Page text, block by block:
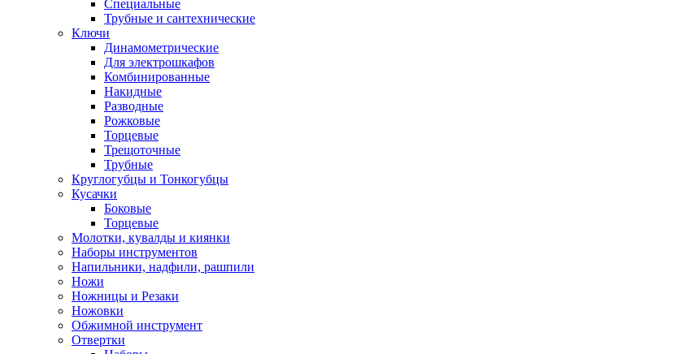
Специальные
Трубные и сантехнические
Ключи
Динамометрические
Для электрошкафов
Комбинированные
Накидные
Разводные
Рожковые
Торцевые
Трещоточные
Трубные
Круглогубцы и Тонкогубцы
Кусачки
Боковые
Торцевые
Молотки, кувалды и киянки
Наборы инструментов
Напильники, надфили, рашпили
Ножи
Ножницы и Резаки
Ножовки
Обжимной инструмент
Отвертки